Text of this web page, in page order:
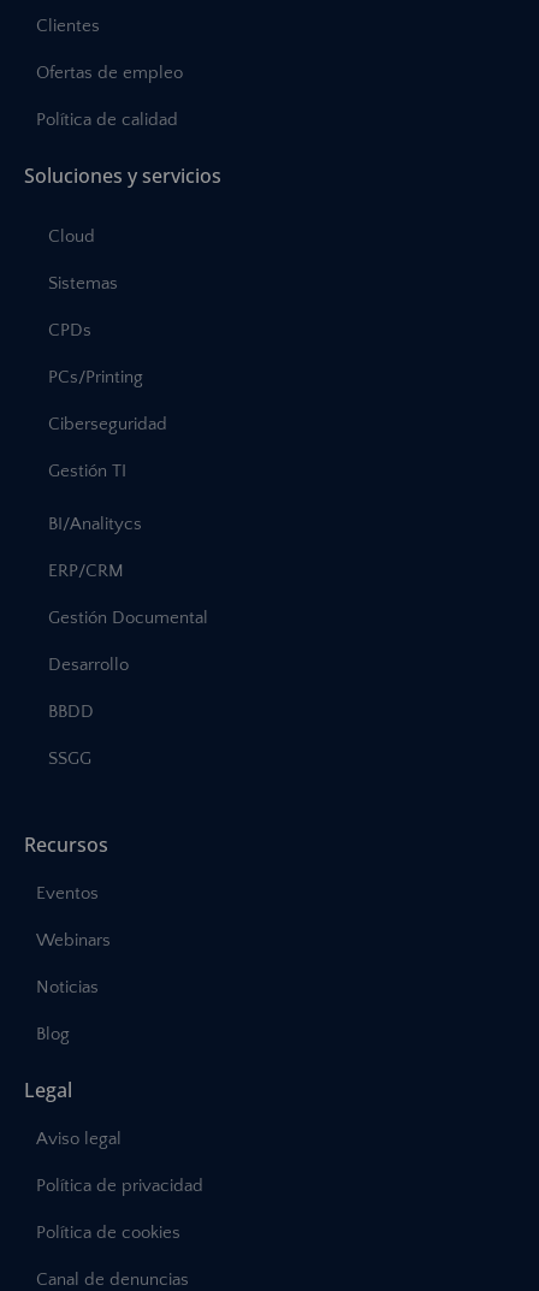
Clientes
Ofertas de empleo
Política de calidad
Soluciones y servicios
Cloud
Sistemas
CPDs
PCs/Printing
Ciberseguridad
Gestión TI
BI/Analitycs
ERP/CRM
Gestión Documental
Desarrollo
BBDD
SSGG
Recursos
Eventos
Webinars
Noticias
Blog
Legal
Aviso legal
Política de privacidad
Política de cookies
Canal de denuncias